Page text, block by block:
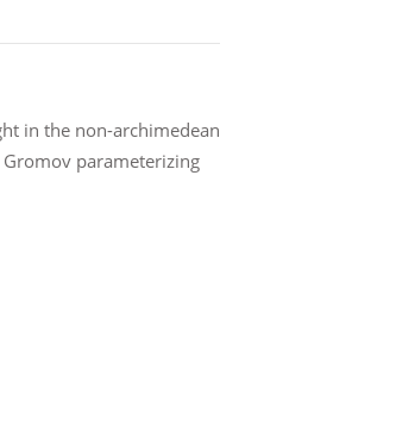
in the non-archimedean
parameterizing